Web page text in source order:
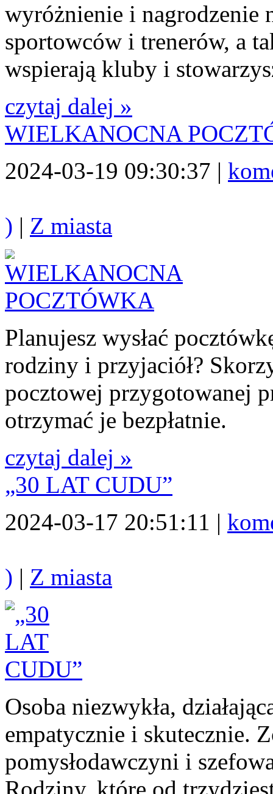
wyróżnienie i nagrodzenie
sportowców i trenerów, a
wspierają kluby i
czytaj dalej »
WIELKANOCNA
2024-03-19 09:30:37 |
) | Z miasta
Planujesz wysłać
rodziny i przyjaciół?
pocztowej przygotowanej
otrzymać je bezpłatnie.
czytaj dalej »
„30 LAT CUDU”
2024-03-17 20:51:11 |
) | Z miasta
Osoba niezwykła,
empatycznie i skutecznie.
pomysłodawczyni i